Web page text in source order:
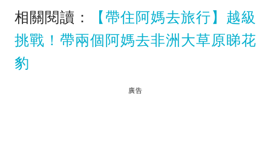
相關閱讀：
【帶住阿媽去旅行】越級
挑戰！帶兩個阿媽去非洲大草原睇花
豹
廣告